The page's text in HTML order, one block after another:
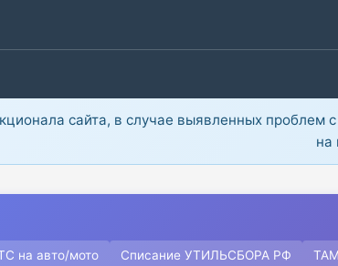
сайта, в случае выявленных
на
на авто/мото Списание УТИЛЬСБОРА РФ